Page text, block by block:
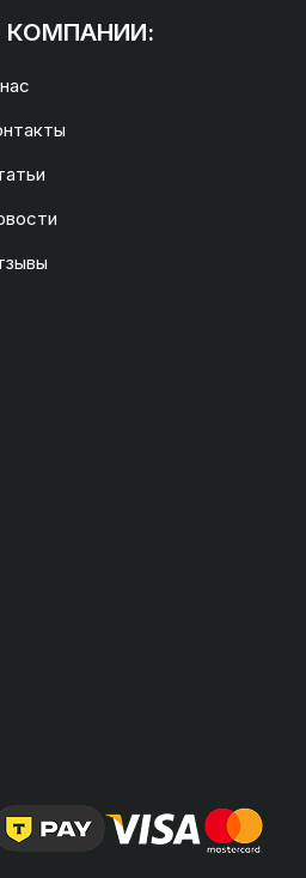
КОМПАНИИ: